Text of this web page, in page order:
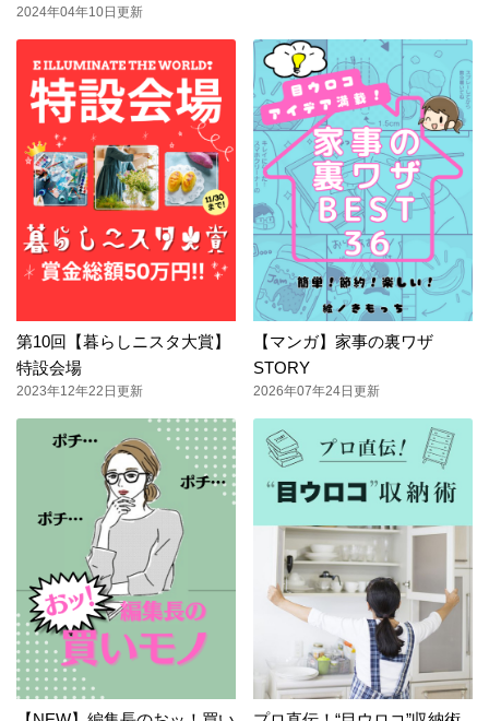
2024年04年10日更新
第10回【暮らしニスタ大賞】
特設会場
2023年12年22日更新
【マンガ】家事の裏ワザ
STORY
2026年07年24日更新